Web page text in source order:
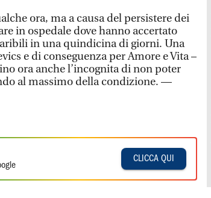
ora, ma a causa del persistere dei
in ospedale dove hanno accertato
in una quindicina di giorni. Una
e di conseguenza per Amore e Vita –
ora anche l’incognita di non poter
al massimo della condizione. —
CLICCA QUI